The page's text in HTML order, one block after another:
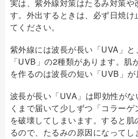
実は、紫外線対策はたるみ対策
す。外出するときは、必ず日焼け
てください。
紫外線には波長が長い「UVA」と
「UVB」の2種類があります。肌
を作るのは波長の短い「UVB」が
波長が長い「UVA」は即効性が
くまで届いて少しずつ「コラーゲ
を破壊してしまいます。すると
るので、たるみの原因になってし